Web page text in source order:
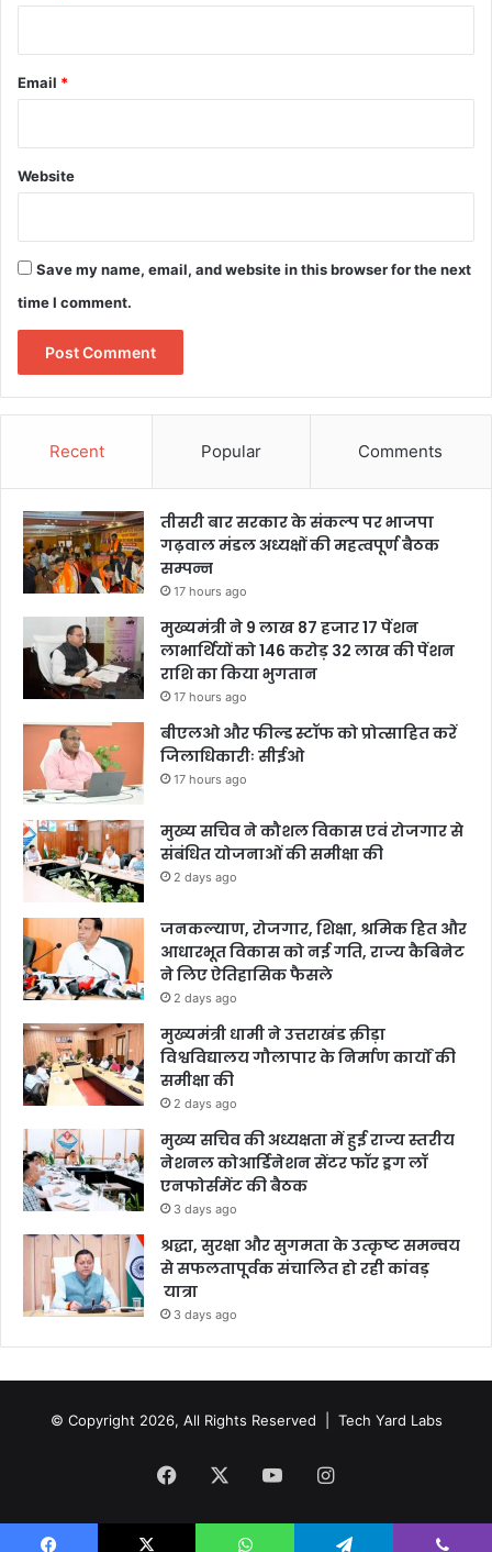
Email *
Website
Save my name, email, and website in this browser for the next
time I comment.
Recent Popular Comments
तीसरी बार सरकार के संकल्प पर भाजपा
गढ़वाल मंडल अध्यक्षों की महत्वपूर्ण बैठक
सम्पन्न
17 hours ago
मुख्यमंत्री ने 9 लाख 87 हजार 17 पेंशन
लाभार्थियों को 146 करोड़ 32 लाख की पेंशन
राशि का किया भुगतान
17 hours ago
बीएलओ और फील्ड स्टॉफ को प्रोत्साहित करें
जिलाधिकारीः सीईओ
17 hours ago
मुख्य सचिव ने कौशल विकास एवं रोजगार से
संबंधित योजनाओं की समीक्षा की
2 days ago
जनकल्याण, रोजगार, शिक्षा, श्रमिक हित और
आधारभूत विकास को नई गति, राज्य कैबिनेट
ने लिए ऐतिहासिक फैसले
2 days ago
मुख्यमंत्री धामी ने उत्तराखंड क्रीड़ा
विश्वविद्यालय गौलापार के निर्माण कार्यों की
समीक्षा की
2 days ago
मुख्य सचिव की अध्यक्षता में हुई राज्य स्तरीय
नेशनल कोआर्डिनेशन सेंटर फॉर ड्रग लॉ
एनफोर्समेंट की बैठक
3 days ago
श्रद्धा, सुरक्षा और सुगमता के उत्कृष्ट समन्वय
से सफलतापूर्वक संचालित हो रही कांवड़
यात्रा
3 days ago
© Copyright 2026, All Rights Reserved | Tech Yard Labs
Facebook YouTubeInstagram